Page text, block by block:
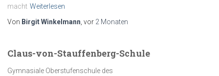
macht Weiterlesen
Von Birgit Winkelmann , vor 2 Monaten
Claus-von-Stauffenberg-Schule
Gymnasiale Oberstufenschule des